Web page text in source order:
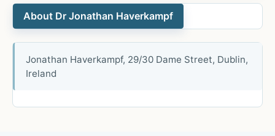
About Dr Jonathan Haverkampf
Jonathan Haverkampf, 29/30 Dame Street, Dublin,
Ireland